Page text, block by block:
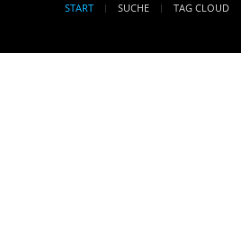
START SUCHE TAG CLOUD